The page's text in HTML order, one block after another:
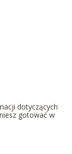
dotyczących
gotować w